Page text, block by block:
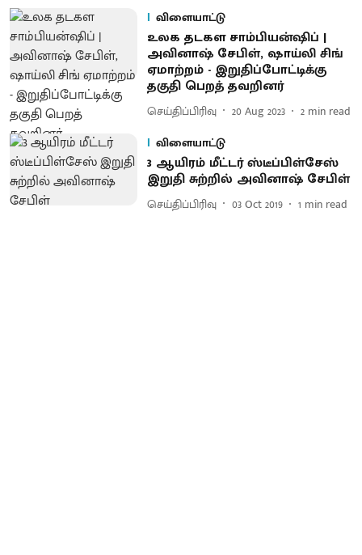
விளையாட்டு
உலக தடகள சாம்பியன்ஷிப் |
அவினாஷ் சேபிள், ஷாய்லி சிங்
ஏமாற்றம் - இறுதிப்போட்டிக்கு
தகுதி பெறத் தவறினர்
செய்திப்பிரிவு 20 Aug 2023 2 min read
விளையாட்டு
3 ஆயிரம் மீட்டர் ஸ்டீப்பிள்சேஸ்
இறுதி சுற்றில் அவினாஷ் சேபிள்
செய்திப்பிரிவு 03 Oct 2019 1 min read